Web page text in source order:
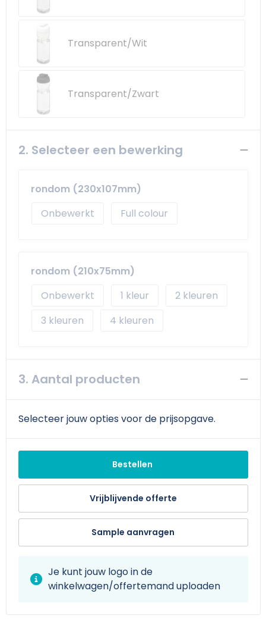
Transparent/Wit
Transparent/Zwart
2. Selecteer een bewerking
rondom (230x107mm)
Onbewerkt
Full colour
rondom (210x75mm)
Onbewerkt
1
2
3
4
3. Aantal producten
Selecteer jouw opties voor de prijsopgave.
Bestellen
Vrijblijvende offerte
Sample aanvragen
Je kunt jouw logo in de
winkelwagen/offertemand uploaden